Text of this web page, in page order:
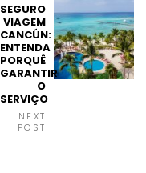
SEGURO
VIAGEM
CANCÚN:
ENTENDA
PORQUÊ
GARANTIR
O
SERVIÇO
NEXT
POST